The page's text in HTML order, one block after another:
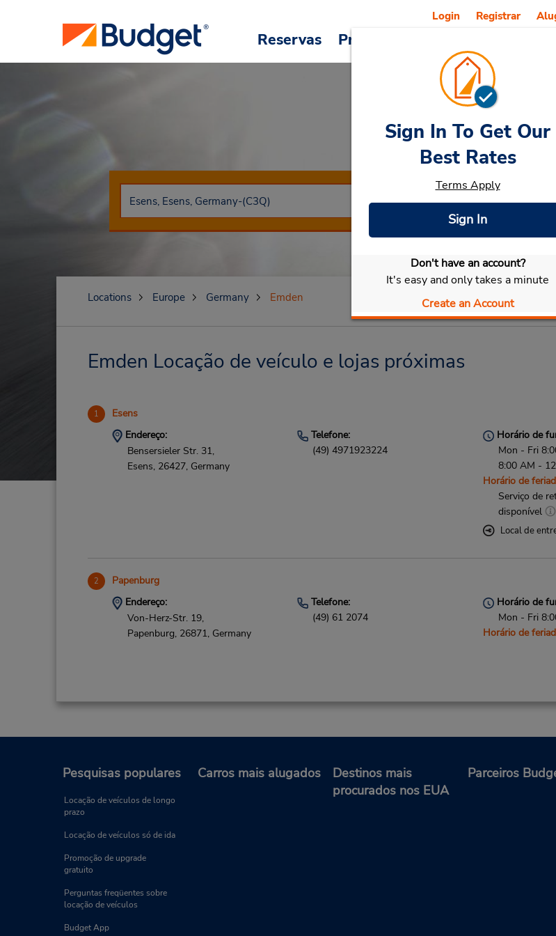
Reservas Promoções Veículos e
Login Registrar
Car Rental
Selecionar meu carro
Sign In To Get Our
Best Rates
Terms Apply
Sign In
Don't have an account?
It's easy and only takes a minute
Create an Account
Locations Europe Germany Emden
Emden Locação de veículo e lojas próximas
1 Esens
Endereço:
Bensersieler Str. 31,
Esens, 26427, Germany
Telefone:
(49) 4971923224
Horário de
Mon - Fri
8:00 AM -
Horário de
Serviço de
disponível
Local de
2 Papenburg
Endereço:
Von-Herz-Str. 19,
Papenburg, 26871, Germany
Telefone:
(49) 61 2074
Horário de
Mon - Fri
Horário de
Pesquisas populares
Locação de veículos de longo
prazo
Locação de veículos só de ida
Promoção de upgrade
gratuito
Perguntas freqüentes sobre
locação de veículos
Budget App
Carros mais alugados
Destinos mais
procurados nos EUA
Parceiros